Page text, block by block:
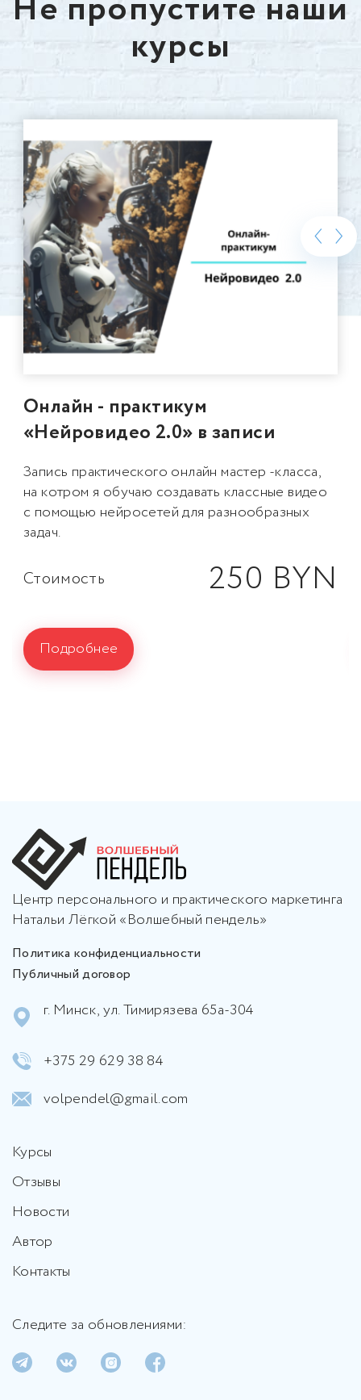
курсы
Онлайн - практикум
«Нейровидео 2.0» в записи
Запись практического онлайн мастер -класса,
на котром я обучаю создавать классные видео
с помощью нейросетей для разнообразных
задач.
Стоимость 250 BYN
Подробнее
‹ ›
Центр персонального и практического маркетинга
Натальи Лёгкой «Волшебный пендель»
Политика конфиденциальности
Публичный договор
г. Минск, ул. Тимирязева 65а-304
+375 29 629 38 84
volpendel@gmail.com
Курсы
Отзывы
Новости
Автор
Контакты
Следите за обновлениями: